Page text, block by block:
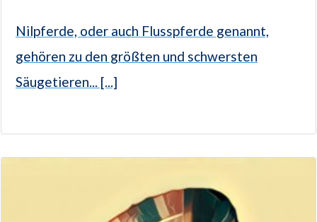
Nilpferde, oder auch Flusspferde genannt,
gehören zu den größten und schwersten
Säugetieren... [...]